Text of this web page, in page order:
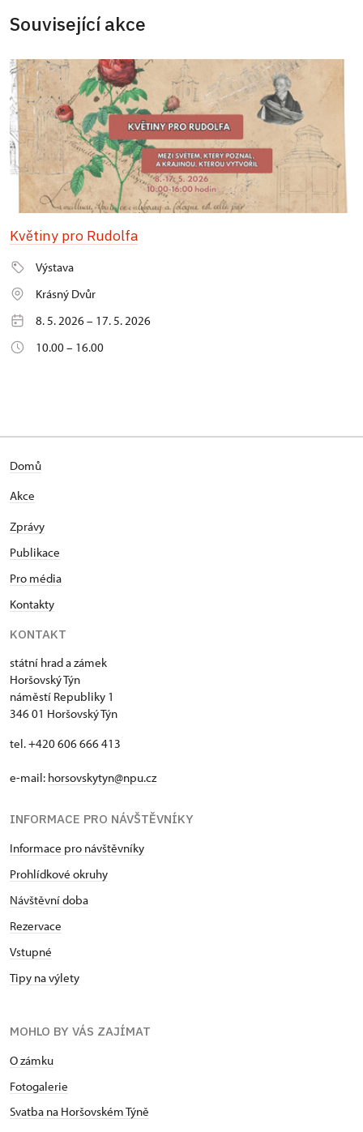
Související akce
Květiny pro Rudolfa
Výstava
Krásný Dvůr
8. 5. 2026 – 17. 5. 2026
10.00 – 16.00
Domů
Akce
Zprávy
Publikace
Pro média
Kontakty
KONTAKT
státní hrad a zámek
Horšovský Týn
náměstí Republiky 1
346 01 Horšovský Týn
tel. +420 606 666 413
e-mail: horsovskytyn@npu.cz
INFORMACE PRO NÁVŠTĚVNÍKY
Informace pro návštěvníky
Prohlídkové okruhy
Návštěvní doba
Rezervace
Vstupné
Tipy na výlety
MOHLO BY VÁS ZAJÍMAT
O zámku
Fotogalerie
Svatba na Horšovském Týně